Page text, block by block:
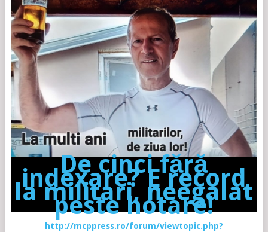
De cinci fără
indexare? E record
la militari, neegalat
peste hotare!
http://mcppress.ro/forum/viewtopic.php?